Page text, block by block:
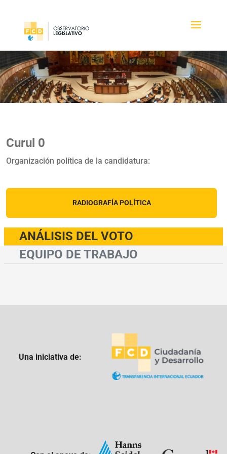
Curul 0
Organización política de la candidatura:
RADIOGRAFÍA POLÍTICA
ANÁLISIS DEL VOTO
EQUIPO DE TRABAJO
Una iniciativa de: